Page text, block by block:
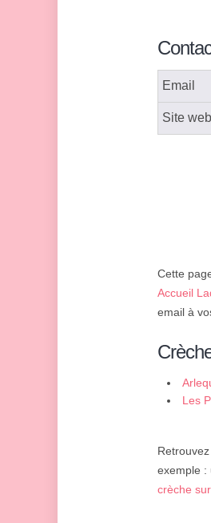
Email
Site web
Cette
Accueil
email à
Les
exemple :
crèche